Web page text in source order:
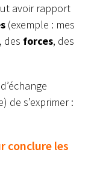
avoir rapport
(exemple : mes
, des forces, des
de s’exprimer :
conclure les